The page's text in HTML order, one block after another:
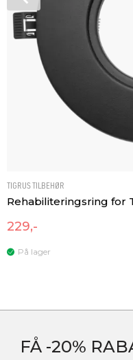
TIGRUS TILBEHØR
Rehabiliteringsring for
229,-
På lager
FÅ -20%